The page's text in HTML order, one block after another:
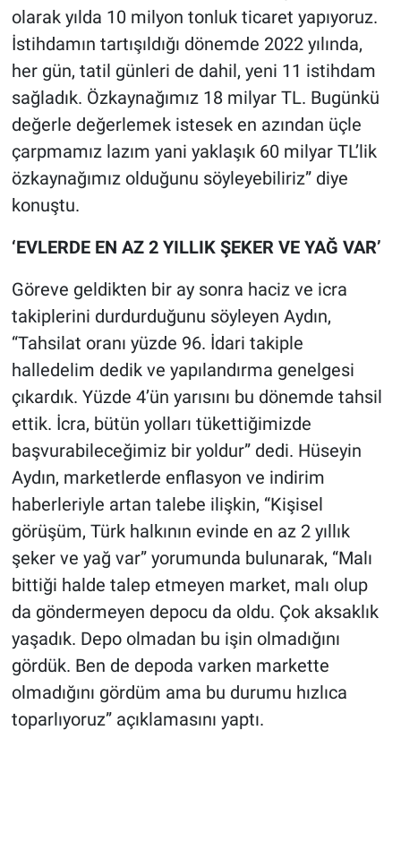
olarak yılda 10 milyon tonluk ticaret yapıyoruz.
İstihdamın tartışıldığı dönemde 2022 yılında,
her gün, tatil günleri de dahil, yeni 11 istihdam
sağladık. Özkaynağımız 18 milyar TL. Bugünkü
değerle değerlemek istesek en azından üçle
çarpmamız lazım yani yaklaşık 60 milyar TL’lik
özkaynağımız olduğunu söyleyebiliriz” diye
konuştu.
‘EVLERDE EN AZ 2 YILLIK ŞEKER VE YAĞ VAR’
Göreve geldikten bir ay sonra haciz ve icra
takiplerini durdurduğunu söyleyen Aydın,
“Tahsilat oranı yüzde 96. İdari takiple
halledelim dedik ve yapılandırma genelgesi
çıkardık. Yüzde 4’ün yarısını bu dönemde tahsil
ettik. İcra, bütün yolları tükettiğimizde
başvurabileceğimiz bir yoldur” dedi. Hüseyin
Aydın, marketlerde enflasyon ve indirim
haberleriyle artan talebe ilişkin, “Kişisel
görüşüm, Türk halkının evinde en az 2 yıllık
şeker ve yağ var” yorumunda bulunarak, “Malı
bittiği halde talep etmeyen market, malı olup
da göndermeyen depocu da oldu. Çok aksaklık
yaşadık. Depo olmadan bu işin olmadığını
gördük. Ben de depoda varken markette
olmadığını gördüm ama bu durumu hızlıca
toparlıyoruz” açıklamasını yaptı.